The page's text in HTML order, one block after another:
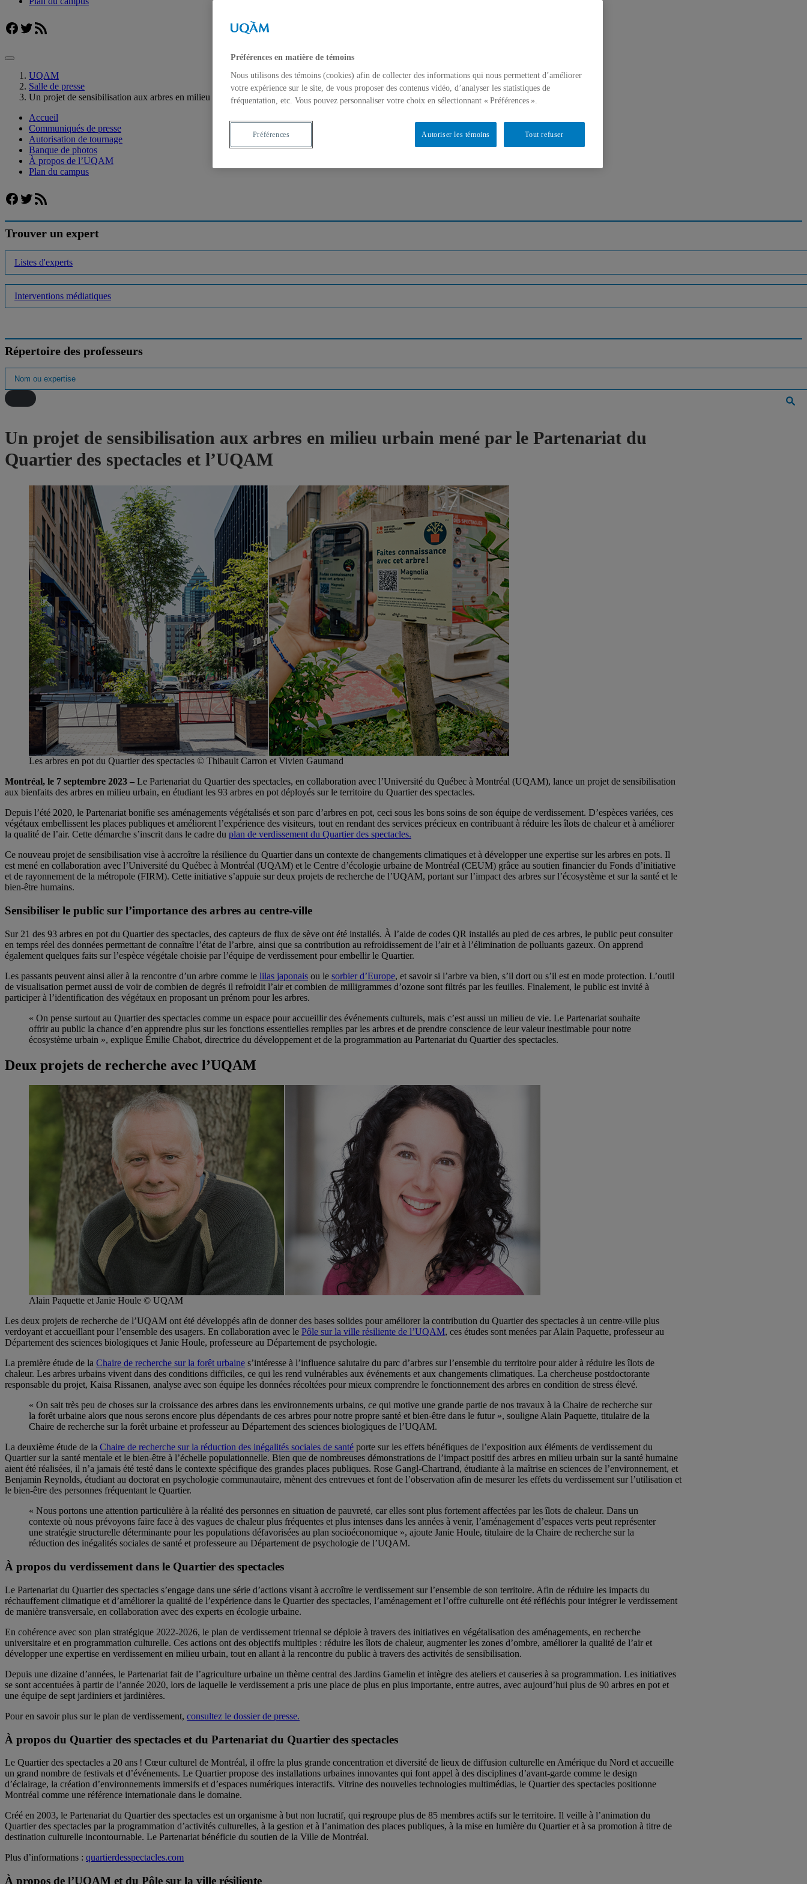
Facebook
Twitter
Flux RSS
UQAM
Salle de presse
Un projet de sensibilisation aux arbres en milieu urbain mené par le Partenariat du Quartier des spectacles et l’UQAM
Accueil
Communiqués de presse
Autorisation de tournage
Banque de photos
À propos de l’UQAM
Plan du campus
Facebook
Twitter
Flux RSS
Trouver un expert
Listes d'experts
Interventions médiatiques
Répertoire des professeurs
Un projet de sensibilisation aux arbres en milieu urbain mené par le Partenariat du
Quartier des spectacles et l’UQAM
Les arbres en pot du Quartier des spectacles © Thibault Carron et Vivien Gaumand
Montréal, le 7 septembre 2023 – Le Partenariat du Quartier des spectacles, en collaboration avec l’Université du Québec à Montréal (UQAM), lance un projet de sensibilisation
aux bienfaits des arbres en milieu urbain, en étudiant les 93 arbres en pot déployés sur le territoire du Quartier des spectacles.
Depuis l’été 2020, le Partenariat bonifie ses aménagements végétalisés et son parc d’arbres en pot, ceci sous les bons soins de son équipe de verdissement. D’espèces variées, ces
végétaux embellissent les places publiques et améliorent l’expérience des visiteurs, tout en rendant des services précieux en contribuant à réduire les îlots de chaleur et à améliorer
la qualité de l’air. Cette démarche s’inscrit dans le cadre du plan de verdissement du Quartier des spectacles.
Ce nouveau projet de sensibilisation vise à accroître la résilience du Quartier dans un contexte de changements climatiques et à développer une expertise sur les arbres en pots. Il
est mené en collaboration avec l’Université du Québec à Montréal (UQAM) et le Centre d’écologie urbaine de Montréal (CEUM) grâce au soutien financier du Fonds d’initiative
et de rayonnement de la métropole (FIRM). Cette initiative s’appuie sur deux projets de recherche de l’UQAM, portant sur l’impact des arbres sur l’écosystème et sur la santé et le
bien-être humains.
Sensibiliser le public sur l’importance des arbres au centre-ville
Sur 21 des 93 arbres en pot du Quartier des spectacles, des capteurs de flux de sève ont été installés. À l’aide de codes QR installés au pied de ces arbres, le public peut consulter
en temps réel des données permettant de connaître l’état de l’arbre, ainsi que sa contribution au refroidissement de l’air et à l’élimination de polluants gazeux. On apprend
également quelques faits sur l’espèce végétale choisie par l’équipe de verdissement pour embellir le Quartier.
Les passants peuvent ainsi aller à la rencontre d’un arbre comme le lilas japonais ou le sorbier d’Europe, et savoir si l’arbre va bien, s’il dort ou s’il est en mode protection. L’outil
de visualisation permet aussi de voir de combien de degrés il refroidit l’air et combien de milligrammes d’ozone sont filtrés par les feuilles. Finalement, le public est invité à
participer à l’identification des végétaux en proposant un prénom pour les arbres.
« On pense surtout au Quartier des spectacles comme un espace pour accueillir des événements culturels, mais c’est aussi un milieu de vie. Le Partenariat souhaite
offrir au public la chance d’en apprendre plus sur les fonctions essentielles remplies par les arbres et de prendre conscience de leur valeur inestimable pour notre
écosystème urbain », explique Émilie Chabot, directrice du développement et de la programmation au Partenariat du Quartier des spectacles.
Deux projets de recherche avec l’UQAM
Alain Paquette et Janie Houle © UQAM
Les deux projets de recherche de l’UQAM ont été développés afin de donner des bases solides pour améliorer la contribution du Quartier des spectacles à un centre-ville plus
verdoyant et accueillant pour l’ensemble des usagers. En collaboration avec le Pôle sur la ville résiliente de l’UQAM, ces études sont menées par Alain Paquette, professeur au
Département des sciences biologiques et Janie Houle, professeure au Département de psychologie.
La première étude de la Chaire de recherche sur la forêt urbaine s’intéresse à l’influence salutaire du parc d’arbres sur l’ensemble du territoire pour aider à réduire les îlots de
chaleur. Les arbres urbains vivent dans des conditions difficiles, ce qui les rend vulnérables aux événements et aux changements climatiques. La chercheuse postdoctorante
responsable du projet, Kaisa Rissanen, analyse avec son équipe les données récoltées pour mieux comprendre le fonctionnement des arbres en condition de stress élevé.
« On sait très peu de choses sur la croissance des arbres dans les environnements urbains, ce qui motive une grande partie de nos travaux à la Chaire de recherche sur
la forêt urbaine alors que nous serons encore plus dépendants de ces arbres pour notre propre santé et bien-être dans le futur », souligne Alain Paquette, titulaire de la
Chaire de recherche sur la forêt urbaine et professeur au Département des sciences biologiques de l’UQAM.
La deuxième étude de la Chaire de recherche sur la réduction des inégalités sociales de santé porte sur les effets bénéfiques de l’exposition aux éléments de verdissement du
Quartier sur la santé mentale et le bien-être à l’échelle populationnelle. Bien que de nombreuses démonstrations de l’impact positif des arbres en milieu urbain sur la santé humaine
aient été réalisées, il n’a jamais été testé dans le contexte spécifique des grandes places publiques. Rose Gangl-Chartrand, étudiante à la maîtrise en sciences de l’environnement, et
Benjamin Reynolds, étudiant au doctorat en psychologie communautaire, mènent des entrevues et font de l’observation afin de mesurer les effets du verdissement sur l’utilisation et
le bien-être des personnes fréquentant le Quartier.
« Nous portons une attention particulière à la réalité des personnes en situation de pauvreté, car elles sont plus fortement affectées par les îlots de chaleur. Dans un
contexte où nous prévoyons faire face à des vagues de chaleur plus fréquentes et plus intenses dans les années à venir, l’aménagement d’espaces verts peut représenter
une stratégie structurelle déterminante pour les populations défavorisées au plan socioéconomique », ajoute Janie Houle, titulaire de la Chaire de recherche sur la
réduction des inégalités sociales de santé et professeure au Département de psychologie de l’UQAM.
À propos du verdissement dans le Quartier des spectacles
Le Partenariat du Quartier des spectacles s’engage dans une série d’actions visant à accroître le verdissement sur l’ensemble de son territoire. Afin de réduire les impacts du
réchauffement climatique et d’améliorer la qualité de l’expérience dans le Quartier des spectacles, l’aménagement et l’offre culturelle ont été réfléchis pour intégrer le verdissement
de manière transversale, en collaboration avec des experts en écologie urbaine.
En cohérence avec son plan stratégique 2022-2026, le plan de verdissement triennal se déploie à travers des initiatives en végétalisation des aménagements, en recherche
universitaire et en programmation culturelle. Ces actions ont des objectifs multiples : réduire les îlots de chaleur, augmenter les zones d’ombre, améliorer la qualité de l’air et
développer une expertise en verdissement en milieu urbain, tout en allant à la rencontre du public à travers des activités de sensibilisation.
Depuis une dizaine d’années, le Partenariat fait de l’agriculture urbaine un thème central des Jardins Gamelin et intègre des ateliers et causeries à sa programmation. Les initiatives
se sont accentuées à partir de l’année 2020, lors de laquelle le verdissement a pris une place de plus en plus importante, entre autres, avec aujourd’hui plus de 90 arbres en pot et
une équipe de sept jardiniers et jardinières.
Pour en savoir plus sur le plan de verdissement, consultez le dossier de presse.
À propos du Quartier des spectacles et du Partenariat du Quartier des spectacles
Le Quartier des spectacles a 20 ans ! Cœur culturel de Montréal, il offre la plus grande concentration et diversité de lieux de diffusion culturelle en Amérique du Nord et accueille
un grand nombre de festivals et d’événements. Le Quartier propose des installations urbaines innovantes qui font appel à des disciplines d’avant-garde comme le design
d’éclairage, la création d’environnements immersifs et d’espaces numériques interactifs. Vitrine des nouvelles technologies multimédias, le Quartier des spectacles positionne
Montréal comme une référence internationale dans le domaine.
Créé en 2003, le Partenariat du Quartier des spectacles est un organisme à but non lucratif, qui regroupe plus de 85 membres actifs sur le territoire. Il veille à l’animation du
Quartier des spectacles par la programmation d’activités culturelles, à la gestion et à l’animation des places publiques, à la mise en lumière du Quartier et à sa promotion à titre de
destination culturelle incontournable. Le Partenariat bénéficie du soutien de la Ville de Montréal.
Plus d’informations : quartierdesspectacles.com
À propos de l’UQAM et du Pôle sur la ville résiliente
Préférences en matière de témoins
Nous utilisons des témoins (cookies) afin de collecter des informations qui nous permettent d’améliorer
votre expérience sur le site, de vous proposer des contenus vidéo, d’analyser les statistiques de
fréquentation, etc. Vous pouvez personnaliser votre choix en sélectionnant « Préférences ».
Tout refuser
Autoriser les témoins
Préférences